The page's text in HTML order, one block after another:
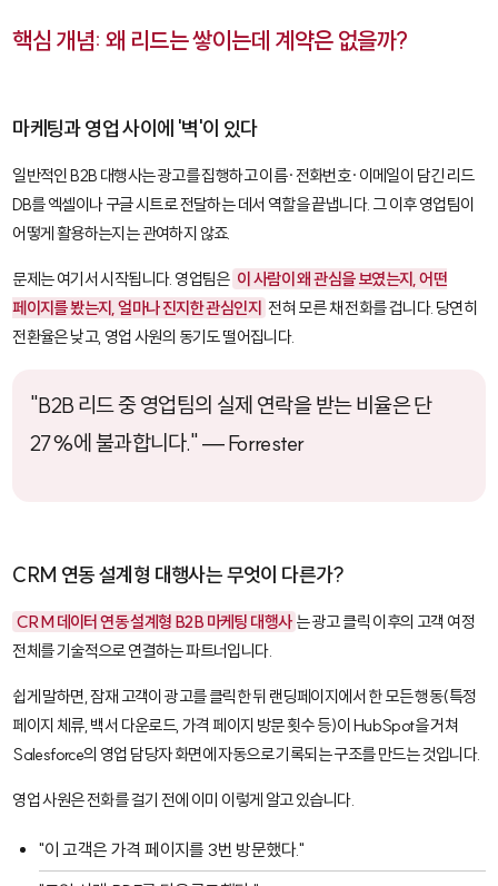
핵심 개념: 왜 리드는 쌓이는데 계약은 없을까?
마케팅과 영업 사이에 '벽'이 있다
일반적인 B2B 대행사는 광고를 집행하고 이름·전화번호·이메일이 담긴 리드
DB를 엑셀이나 구글 시트로 전달하는 데서 역할을 끝냅니다. 그 이후 영업팀이
어떻게 활용하는지는 관여하지 않죠.
문제는 여기서 시작됩니다. 영업팀은 이 사람이 왜 관심을 보였는지, 어떤
페이지를 봤는지, 얼마나 진지한 관심인지 전혀 모른 채 전화를 겁니다. 당연히
전환율은 낮고, 영업 사원의 동기도 떨어집니다.
"B2B 리드 중 영업팀의 실제 연락을 받는 비율은 단
27%에 불과합니다." — Forrester
CRM 연동 설계형 대행사는 무엇이 다른가?
CRM 데이터 연동 설계형 B2B 마케팅 대행사 는 광고 클릭 이후의 고객 여정
전체를 기술적으로 연결하는 파트너입니다.
쉽게 말하면, 잠재 고객이 광고를 클릭한 뒤 랜딩페이지에서 한 모든 행동(특정
페이지 체류, 백서 다운로드, 가격 페이지 방문 횟수 등)이HubSpot을 거쳐
Salesforce의 영업 담당자 화면에 자동으로 기록되는 구조를 만드는 것입니다.
영업 사원은 전화를 걸기 전에 이미 이렇게 알고 있습니다.
"이 고객은 가격 페이지를 3번 방문했다."